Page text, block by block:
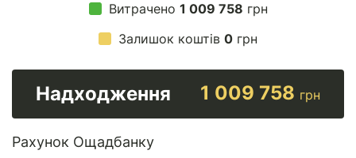
Витрачено 1 009 758 грн
Залишок коштів 0 грн
Надходження 1 009 758 грн
Рахунок Ощадбанку